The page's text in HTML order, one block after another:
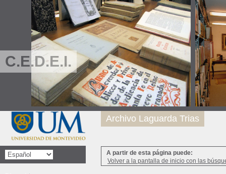
C.E.D.E.I.
A partir de esta página puede:
Volver a la pantalla de inicio con las
Archivo Laguarda Trias